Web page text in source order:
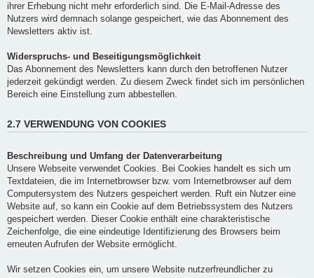
ihrer Erhebung nicht mehr erforderlich sind. Die E-Mail-Adresse des
Nutzers wird demnach solange gespeichert, wie das Abonnement des
Newsletters aktiv ist.
Widerspruchs- und Beseitigungsmöglichkeit
Das Abonnement des Newsletters kann durch den betroffenen Nutzer
jederzeit gekündigt werden. Zu diesem Zweck findet sich im persönlichen
Bereich eine Einstellung zum abbestellen.
2.7 VERWENDUNG VON COOKIES
Beschreibung und Umfang der Datenverarbeitung
Unsere Webseite verwendet Cookies. Bei Cookies handelt es sich um
Textdateien, die im Internetbrowser bzw. vom Internetbrowser auf dem
Computersystem des Nutzers gespeichert werden. Ruft ein Nutzer eine
Website auf, so kann ein Cookie auf dem Betriebssystem des Nutzers
gespeichert werden. Dieser Cookie enthält eine charakteristische
Zeichenfolge, die eine eindeutige Identifizierung des Browsers beim
erneuten Aufrufen der Website ermöglicht.
Wir setzen Cookies ein, um unsere Website nutzerfreundlicher zu